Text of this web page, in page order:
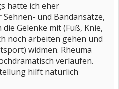
hatte ich eher
und Bandansätze,
Gelenke mit (Fuß, Knie,
noch arbeiten gehen und
widmen. Rheuma
verlaufen.
hilft natürlich